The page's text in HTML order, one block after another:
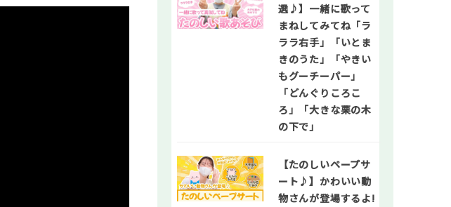
選♪】一緒に歌って
まねしてみてね「ラ
ララ右手」「いとま
きのうた」「やきい
もグーチーパー」
「どんぐりころこ
ろ」「大きな栗の木
の下で」
【たのしいペープサ
ート♪】かわいい動
物さんが登場するよ!